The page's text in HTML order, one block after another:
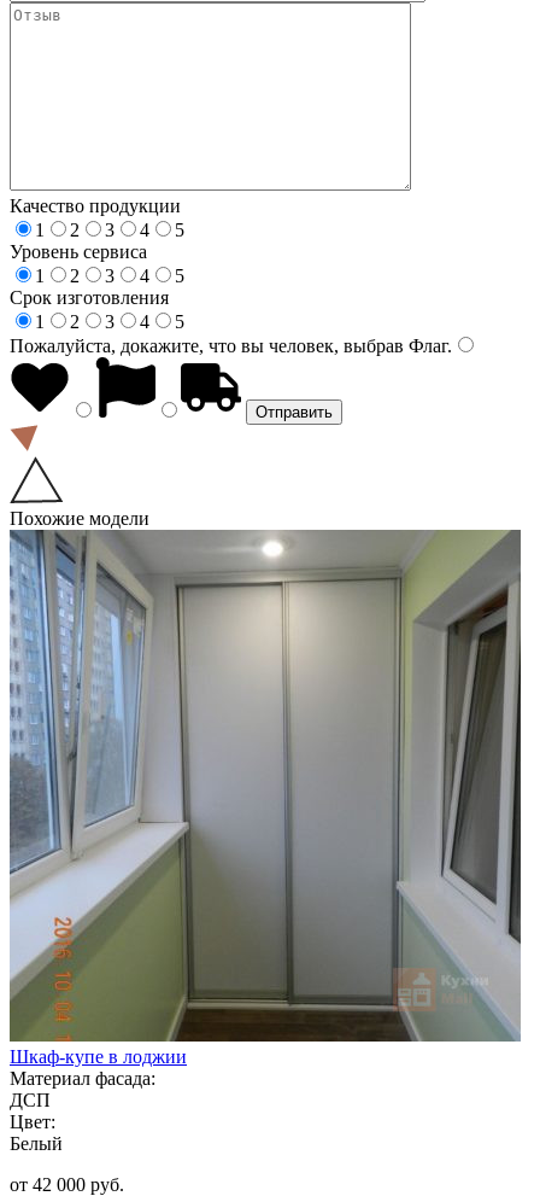
Качество продукции
1
2 3 4
5
Уровень сервиса
1
2 3 4
5
Срок изготовления
1
2 3 4
5
Пожалуйста, докажите, что вы человек, выбрав Флаг.
Похожие модели
Шкаф-купе в лоджии
Материал фасада:
ДСП
Цвет:
Белый
от 42 000 руб.